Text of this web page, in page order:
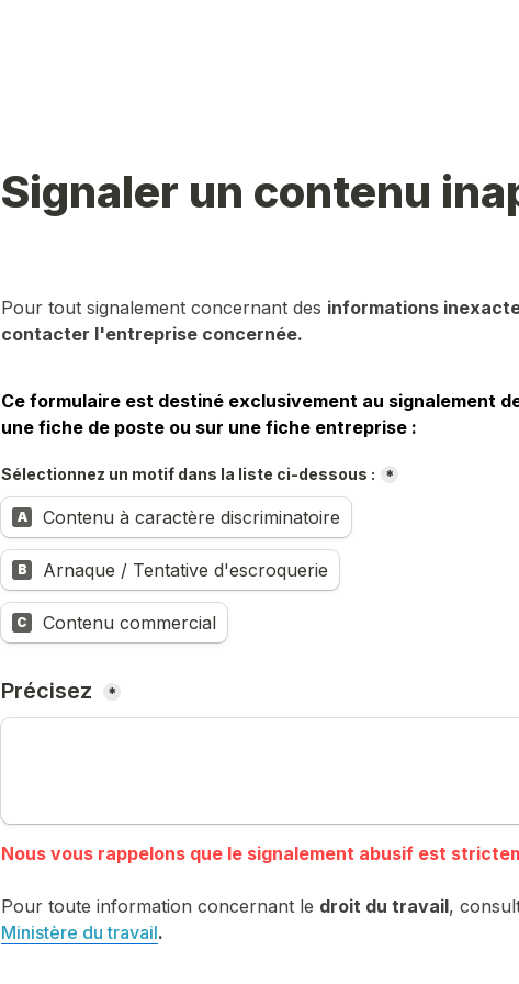
Signaler un contenu
Pour tout signalement concernant des informations
contacter l'entreprise concernée.
Ce formulaire est destiné exclusivement au signalement
une fiche de poste ou sur une fiche entreprise :
Sélectionnez un motif dans la liste ci-dessous : *
A Contenu à caractère discriminatoire
B Arnaque / Tentative d'escroquerie
C Contenu commercial
Précisez *
Pour toute information concernant le droit du travail,
Ministère du travail